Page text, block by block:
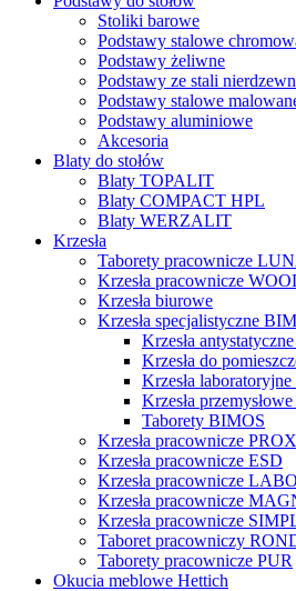
Stoliki barowe
Podstawy stalowe
Podstawy żeliwne
Podstawy ze stali
Podstawy stalowe
Podstawy aluminiowe
Akcesoria
Blaty do stołów
Blaty TOPALIT
Blaty COMPACT HPL
Blaty WERZALIT
Krzesła
Taborety pracownicze
Krzesła pracownicze
Krzesła biurowe
Krzesła specjalistyczne
Krzesła
Krzesła do
Krzesła
Krzesła
Taborety BIMOS
Krzesła pracownicze
Krzesła pracownicze ESD
Krzesła pracownicze
Krzesła pracownicze
Krzesła pracownicze
Taboret pracowniczy
Taborety pracownicze PUR
Okucia meblowe Hettich